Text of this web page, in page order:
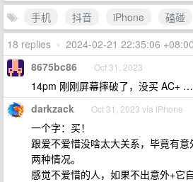
手机
抖音 iPhone
磕碰
18 replies • 2024-02-21 22:35:06 +08:00
8675bc86 Oct 31, 2023
14pm 刚刚屏幕摔破了，没买 AC+
darkzack Oct 31, 2023 via iPhone
一个字：买！
跟爱不爱惜没啥太大关系，毕竟有
两种情况。
感觉不爱惜的人，如果不出意外+它